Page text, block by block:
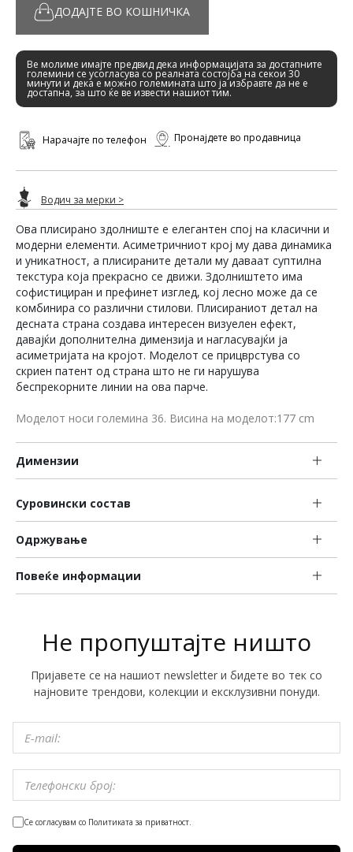
Ова плисирано здолниште е елегантен спој на класични и
модерни елементи. Асиметричниот крој му дава динамика
и уникатност, а плисираните детали му даваат суптилна
текстура која прекрасно се движи. Здолништето има
софистициран и префинет изглед, кој лесно може да се
комбинира со различни стилови. Плисираниот детал на
десната страна создава интересен визуелен ефект,
давајќи дополнителна димензија и нагласувајќи ја
асиметријата на кројот. Моделот се прицврстува со
скриен патент од страна што не ги нарушува
беспрекорните линии на ова парче.
Моделот носи големина 36. Висина на моделот:177 cm
Димензии
Суровински состав
Одржување
Повеќе информации
ДОДАЈТЕ ВО КОШНИЧКА
Ве молиме имајте предвид дека информацијата за достапните
големини се усогласува со реалната состојба на секои 30
минути и дека е можно големината што ја избравте да не е
достапна, за што ќе ве извести нашиот тим.
Нарачајте по телефон Пронајдете во продавница
Водич за мерки >
Не пропуштајте ништо
Пријавете се на нашиот newsletter и бидете во тек со
најновите трендови, колекции и ексклузивни понуди.
Се согласувам со Политиката за приватност.